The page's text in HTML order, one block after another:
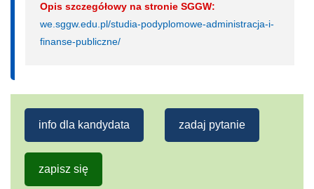
Opis szczegółowy na stronie SGGW:
we.sggw.edu.pl/studia-podyplomowe-administracja-i-
finanse-publiczne/
info dla kandydata zadaj pytanie
zapisz się